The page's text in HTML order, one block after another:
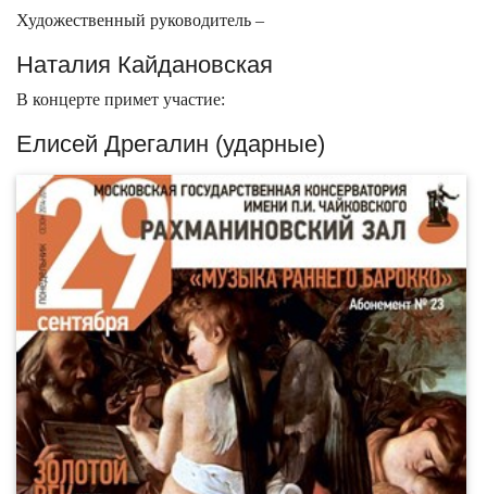
Художественный руководитель –
Наталия Кайдановская
В концерте примет участие:
Елисей Дрегалин (ударные)